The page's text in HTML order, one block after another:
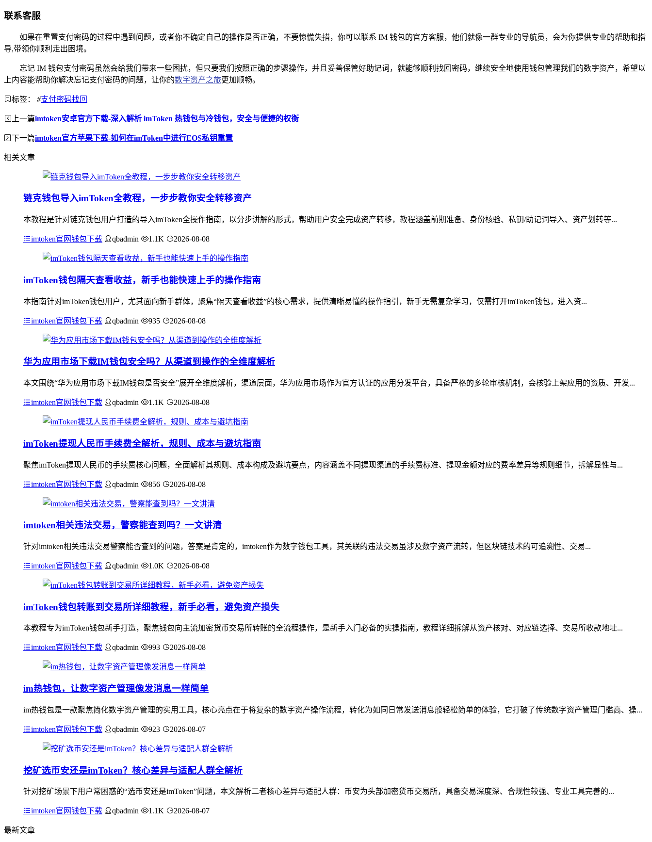
联系客服
如果在重置支付密码的过程中遇到问题，或者你不确定自己的操作是否正确，不要惊慌失措，你可以联系 IM 钱包的官方客服，他们就像一群专业的导航员，会为你提供专业的帮助和指
导,带领你顺利走出困境。
忘记 IM 钱包支付密码虽然会给我们带来一些困扰，但只要我们按照正确的步骤操作，并且妥善保管好助记词，就能够顺利找回密码，继续安全地使用钱包管理我们的数字资产，希望以
上内容能帮助你解决忘记支付密码的问题，让你的数字资产之旅更加顺畅。
标签： #支付密码找回
上一篇imtoken安卓官方下载-深入解析 imToken 热钱包与冷钱包，安全与便捷的权衡
下一篇imtoken官方苹果下载-如何在imToken中进行EOS私钥重置
相关文章
链克钱包导入imToken全教程，一步步教你安全转移资产
本教程是针对链克钱包用户打造的导入imToken全操作指南，以分步讲解的形式，帮助用户安全完成资产转移，教程涵盖前期准备、身份核验、私钥/助记词导入、资产划转等...
imtoken官网钱包下载 qbadmin 1.1K 2026-08-08
imToken钱包隔天查看收益，新手也能快速上手的操作指南
本指南针对imToken钱包用户，尤其面向新手群体，聚焦“隔天查看收益”的核心需求，提供清晰易懂的操作指引，新手无需复杂学习，仅需打开imToken钱包，进入资...
imtoken官网钱包下载 qbadmin 935 2026-08-08
华为应用市场下载IM钱包安全吗？从渠道到操作的全维度解析
本文围绕“华为应用市场下载IM钱包是否安全”展开全维度解析，渠道层面，华为应用市场作为官方认证的应用分发平台，具备严格的多轮审核机制，会核验上架应用的资质、开发...
imtoken官网钱包下载 qbadmin 1.1K 2026-08-08
imToken提现人民币手续费全解析，规则、成本与避坑指南
聚焦imToken提现人民币的手续费核心问题，全面解析其规则、成本构成及避坑要点，内容涵盖不同提现渠道的手续费标准、提现金额对应的费率差异等规则细节，拆解显性与...
imtoken官网钱包下载 qbadmin 856 2026-08-08
imtoken相关违法交易，警察能查到吗？一文讲清
针对imtoken相关违法交易警察能否查到的问题，答案是肯定的，imtoken作为数字钱包工具，其关联的违法交易虽涉及数字资产流转，但区块链技术的可追溯性、交易...
imtoken官网钱包下载 qbadmin 1.0K 2026-08-08
imToken钱包转账到交易所详细教程，新手必看，避免资产损失
本教程专为imToken钱包新手打造，聚焦钱包向主流加密货币交易所转账的全流程操作，是新手入门必备的实操指南，教程详细拆解从资产核对、对应链选择、交易所收款地址...
imtoken官网钱包下载 qbadmin 993 2026-08-08
im热钱包，让数字资产管理像发消息一样简单
im热钱包是一款聚焦简化数字资产管理的实用工具，核心亮点在于将复杂的数字资产操作流程，转化为如同日常发送消息般轻松简单的体验，它打破了传统数字资产管理门槛高、操...
imtoken官网钱包下载 qbadmin 923 2026-08-07
挖矿选币安还是imToken？核心差异与适配人群全解析
针对挖矿场景下用户常困惑的“选币安还是imToken”问题，本文解析二者核心差异与适配人群：币安为头部加密货币交易所，具备交易深度深、合规性较强、专业工具完善的...
imtoken官网钱包下载 qbadmin 1.1K 2026-08-07
最新文章